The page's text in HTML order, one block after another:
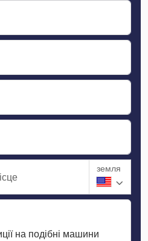
земля
на подібні машини